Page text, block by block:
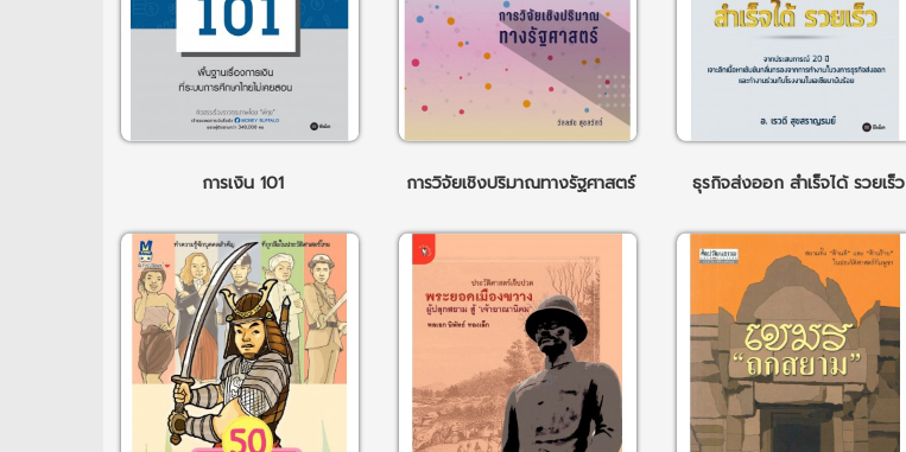
การเงิน 101 การวิจัยเชิงปริมาณทางรัฐศาสตร์ ธุรกิจส่งออก สำเร็จได้ รวยเร็ว